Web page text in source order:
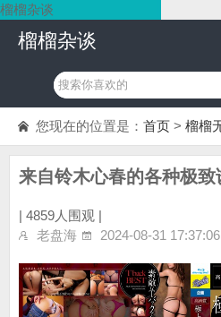
榴榴杂谈
榴榴杂谈
您现在的位置是： 首页 > 榴榴
来自铃木心春的各种极致
| 4859人围观 |
老盘海
2024-08-31 17:37:06